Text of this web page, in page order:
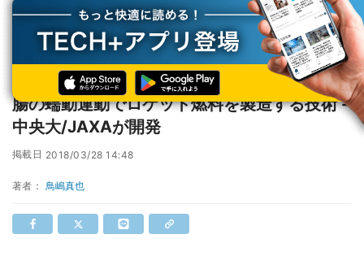
TECH+ テクノロジー
宇宙・航空
腸の蠕動運動でロケット燃料を製造する技術 - 中央大/JAXAが開発
腸の蠕動運動でロケット燃料を製造する技術 -
中央大/JAXAが開発
掲載日 2018/03/28 14:48
著者： 鳥嶋真也